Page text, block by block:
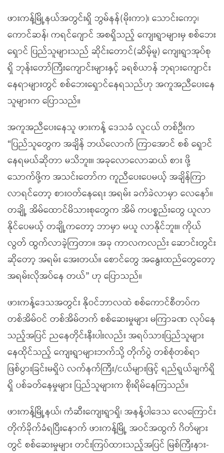
ဖားကန့်မြို့နယ်အတွင်းရှိ ဘွမ်နန်(မိုးကာ)၊ သောင်းကော့၊
ကောင်ဆန်၊ ကရင်ဂျောင် အစရှိသည့် ကျေးရွာများမှ စစ်ဘေး
ရှောင် ပြည်သူများသည် ဆိုင်းတောင်(ဆိမ့်မူ) ကျေးရွာအုပ်စု
ရှိ ဘုန်းတော်ကြီးကျောင်းများနှင့် ခရစ်ယာန် ဘုရားကျောင်း
နေရာများတွင် စစ်ဘေးရှောင်နေရသည်ဟု အကူအညီပေးနေ
သူများက ပြောသည်။
အကူအညီပေးနေသူ ဖားကန့် ဒေသခံ လူငယ် တစ်ဦးက
“ပြည်သူတွေက အချိန် ဘယ်လောက် ကြာအောင် စစ် ရှောင်
နေရမယ်ဆိုတာ မသိဘူး။ အခုလောလောဆယ် စား ဖို့
သောက်ဖို့က အသင်းတော်က ကူညီပေးပေမယ့် အချိန်ကြာ
လာရင်တော့ စားဝတ်နေရေး အရမ်း ခက်ခဲလာမှာ လေနော်။
တချို့ အိမ်ထောင်မိသားစုတွေက အိမ် ကပစ္စည်းတွေ ယူလာ
နိုင်ပေမယ့် တချို့ကတော့ ဘာမှာ မယူ လာနိုင်ဘူး။ ကိုယ်
လွတ် ထွက်လာခဲ့ကြတာ။ အခု ကာလကလည်း ဆောင်းတွင်း
ဆိုတော့ အရမ်း အေးတယ်။ စောင်တွေ အနွေးထည်တွေတော့
အရမ်းလိုအပ်နေ တယ်” ဟု ပြောသည်။
ဖားကန့်ဒေသအတွင်း နိုဝင်ဘာလထဲ စစ်ကောင်စီတပ်က
တစ်အိမ်ဝင် တစ်အိမ်တက် စစ်ဆေးမှုများ မကြာခဏ လုပ်နေ
သည့်အပြင် ညနေတိုင်းနီးပါးလည်း အရပ်သားပြည်သူများ
နေထိုင်သည့် ကျေးရွာများဘက်သို့ တိုက်ပွဲ တစ်စုံတစ်ရာ
ဖြစ်ပွားခြင်းမရှိပဲ လက်နက်ကြီး/ငယ်များဖြင့် ရည်ရွယ်ချက်ရှိ
ရှိ ပစ်ခတ်နေမှုများ ပြည်သူများက စိုးရိမ်နေကြသည်။
ဖားကန့်မြို့နယ်၊ ကံဆီးကျေးရွာရှိ၊ အနန့်ပါဒေသ လေကြောင်း
တိုက်ခိုက်ခံရပြီးနောက် ဖားကန့်မြို့ အဝင်အထွက် ဂိတ်များ
တွင် စစ်ဆေးမှုများ တင်းကြပ်ထားသည့်အပြင် မြစ်ကြီးနား-